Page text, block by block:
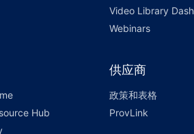
Video Library
Webinars
Hub
供应商
政策和表格
ProvLink